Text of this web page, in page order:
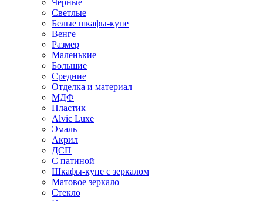
Черные
Светлые
Белые шкафы-купе
Венге
Размер
Маленькие
Большие
Средние
Отделка и материал
МДФ
Пластик
Alvic Luxe
Эмаль
Акрил
ДСП
С патиной
Шкафы-купе с зеркалом
Матовое зеркало
Стекло